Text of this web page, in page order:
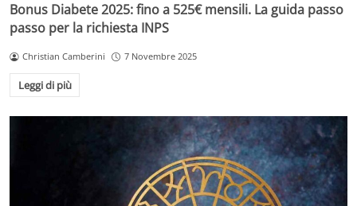
Bonus Diabete 2025: fino a 525€ mensili. La guida passo
passo per la richiesta INPS
Christian Camberini 7 Novembre 2025
Leggi di più